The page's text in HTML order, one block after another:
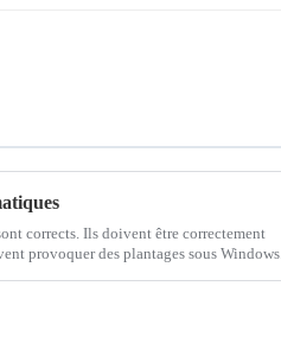
corrects. Ils doivent être correctement
provoquer des plantages sous Windows.